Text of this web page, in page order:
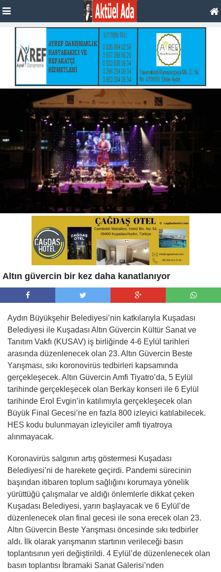
Altın güvercin bir kez daha kanatlanıyor
Aydın Büyükşehir Belediyesi’nin katkılarıyla Kuşadası
Belediyesi ile Kuşadası Altın Güvercin Kültür Sanat ve
Tanıtım Vakfı (KUSAV) iş birliğinde 4-6 Eylül tarihleri
arasında düzenlenecek olan 23. Altın Güvercin Beste
Yarışması, sıkı koronovirüs tedbirleri kapsamında
gerçekleşecek. Altın Güvercin Amfi Tiyatro’da, 5 Eylül
tarihinde gerçekleşecek olan Berkay konseri ile 6 Eylül
tarihinde Erol Evgin’in katılımıyla gerçekleşecek olan
Büyük Final Gecesi’ne en fazla 800 izleyici katılabilecek.
HES kodu bulunmayan izleyiciler amfi tiyatroya
alınmayacak.
Koronavirüs salgının artış göstermesi Kuşadası
Belediyesi’ni de harekete geçirdi. Pandemi sürecinin
başından itibaren toplum sağlığını korumaya yönelik
yürüttüğü çalışmalar ve aldığı önlemlerle dikkat çeken
Kuşadası Belediyesi, yarın başlayacak ve 6 Eylül’de
düzenlenecek olan final gecesi ile sona erecek olan 23.
Altın Güvercin Beste Yarışması öncesinde sıkı tedbirler
aldı. İlk olarak yarışmanın startının verileceği basın
toplantısının yeri değiştirildi. 4 Eylül’de düzenlenecek olan
basın toplantısı İbramaki Sanat Galerisi’nden